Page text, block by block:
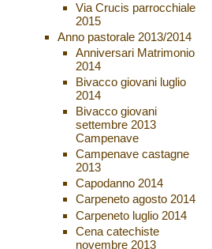
Via Crucis parrocchiale
2015
Anno pastorale 2013/2014
Anniversari Matrimonio
2014
Bivacco giovani luglio
2014
Bivacco giovani
settembre 2013
Campenave
Campenave castagne
2013
Capodanno 2014
Carpeneto agosto 2014
Carpeneto luglio 2014
Cena catechiste
novembre 2013